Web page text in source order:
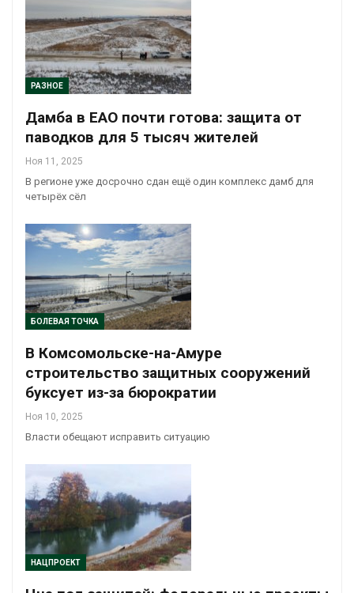
РАЗНОЕ
Дамба в ЕАО почти готова: защита от
паводков для 5 тысяч жителей
Ноя 11, 2025
В регионе уже досрочно сдан ещё один комплекс дамб для
четырёх сёл
БОЛЕВАЯ ТОЧКА
В Комсомольске-на-Амуре
строительство защитных сооружений
буксует из-за бюрократии
Ноя 10, 2025
Власти обещают исправить ситуацию
НАЦПРОЕКТ